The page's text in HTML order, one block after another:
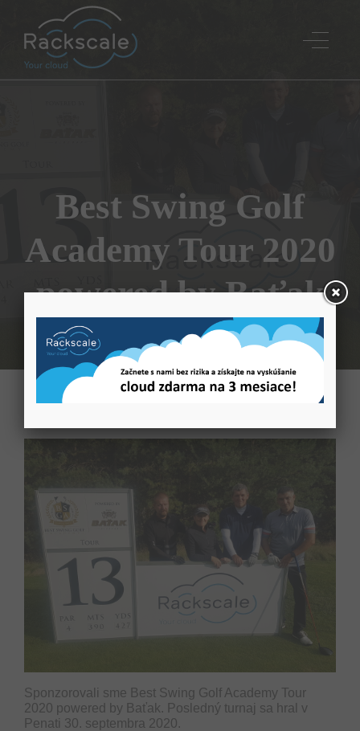
Best Swing Golf
Academy Tour 2020
powered by Baťak
Domov / Blog / Sponzorujeme golfistu Braňa
Lučanského
Sponzorovali sme Best Swing Golf Academy Tour
2020 powered by Baťak. Posledný turnaj sa hral v
Penati 30. septembra 2020.